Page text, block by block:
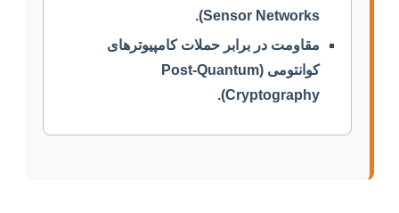
Sensor Networks).
مقاومت در برابر حملات کامپیوترهای
کوانتومی (Post-Quantum
Cryptography).